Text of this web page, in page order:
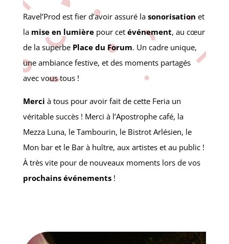
Ravel’Prod est fier d’avoir assuré la sonorisation et
la mise en lumièrepour cet événement, au cœur
de la superbe Place du Forum. Un cadre unique,
une ambiance festive, et des moments partagés
avec vous tous !
Merci à tous pour avoir fait de cette Feria un
véritable succès ! Merci à l’Apostrophe café, la
Mezza Luna, le Tambourin, le Bistrot Arlésien, le
Mon bar et le Bar à huître, aux artistes et au public !
À très vite pour de nouveaux moments lors de vos
prochains événements!